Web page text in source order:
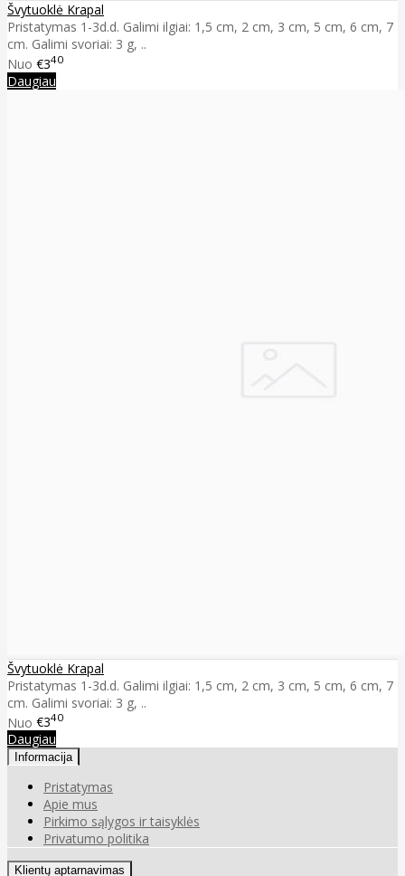
Švytuoklė Krapal
Pristatymas 1-3d.d. Galimi ilgiai: 1,5 cm, 2 cm, 3 cm, 5 cm, 6 cm, 7
cm. Galimi svoriai: 3 g, ..
Nuo €340
Daugiau
Švytuoklė Krapal
Pristatymas 1-3d.d. Galimi ilgiai: 1,5 cm, 2 cm, 3 cm, 5 cm, 6 cm, 7
cm. Galimi svoriai: 3 g, ..
Nuo €340
Daugiau
Informacija
Pristatymas
Apie mus
Pirkimo sąlygos ir taisyklės
Privatumo politika
Klientų aptarnavimas